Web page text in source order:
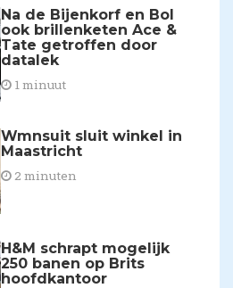
Na de Bijenkorf en Bol
ook brillenketen Ace &
Tate getroffen door
datalek
1 minuut
Wmnsuit sluit winkel in
Maastricht
2 minuten
H&M schrapt mogelijk
250 banen op Brits
hoofdkantoor